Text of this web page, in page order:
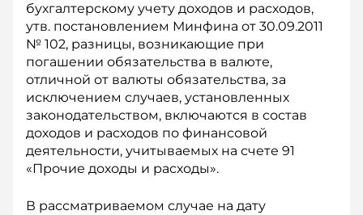
бухгалтерскому учету доходов и расходов,
утв. постановлением Минфина от 30.09.2011
№ 102, разницы, возникающие при
погашении обязательства в валюте,
отличной от валюты обязательства, за
исключением случаев, установленных
законодательством, включаются в состав
доходов и расходов по финансовой
деятельности, учитываемых на счете 91
«Прочие доходы и расходы».
В рассматриваемом случае на дату